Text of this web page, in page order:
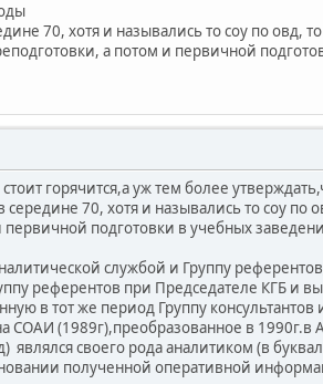
70, хотя и назывались то соу по овд,
а потом и первичной
горячится,а уж тем более
70, хотя и назывались то соу по
подготовки в учебных
службой и Группу
референтов при Председателе КГБ и
в тот же период Группу
СОАИ (1989г),преобразованное в
своего рода аналитиком (в
полученной оперативной